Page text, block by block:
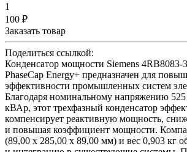
1
100 ₽
Заказать товар
Поделиться ссылкой:
Конденсатор мощности Siemens 4RB8083-
PhaseCap Energy+ предназначен для
эффективности промышленных систем
Благодаря номинальному напряжению
кВАр, этот трехфазный конденсатор
компенсирует реактивную мощность,
и повышая коэффициент мощности.
(89,00 x 285,00 x 89,00 мм) и вес 0,903 кг